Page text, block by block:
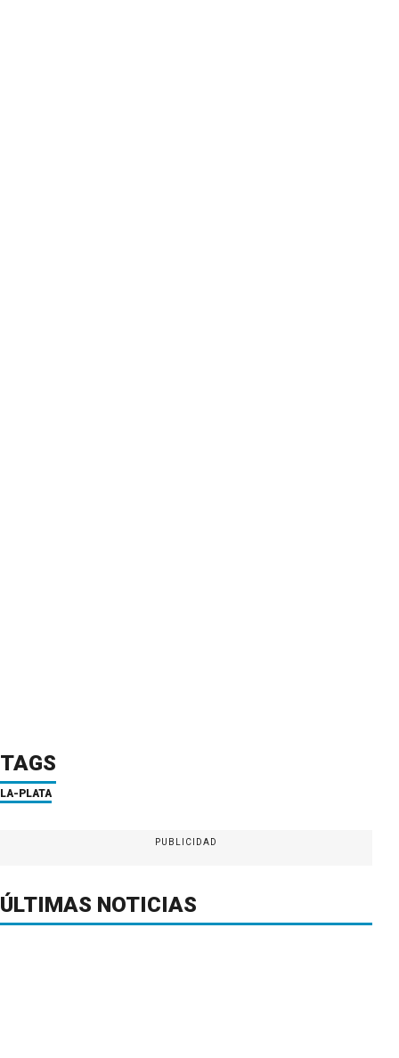
TAGS
LA-PLATA
PUBLICIDAD
ÚLTIMAS NOTICIAS